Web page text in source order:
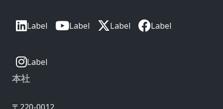
Label Label Label Label
Label
本社